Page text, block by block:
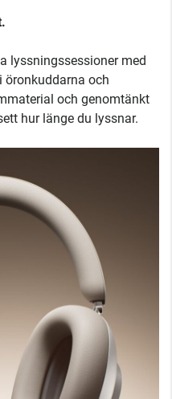
lyssningssessioner med
öronkuddarna och
och genomtänkt
hur länge du lyssnar.